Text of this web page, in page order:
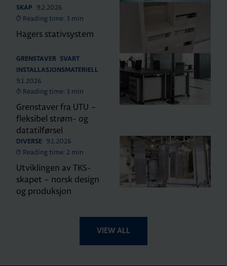
SKAP
9.2.2026
Reading time: 3 min
Hagers stativsystem
GRENSTAVER
SVART
INSTALLASJONSMATERIELL
9.1.2026
Reading time: 3 min
Grenstaver fra UTU –
fleksibel strøm- og
datatilførsel
DIVERSE
9.1.2026
Reading time: 2 min
Utviklingen av TKS-
skapet – norsk design
og produksjon
VIEW ALL